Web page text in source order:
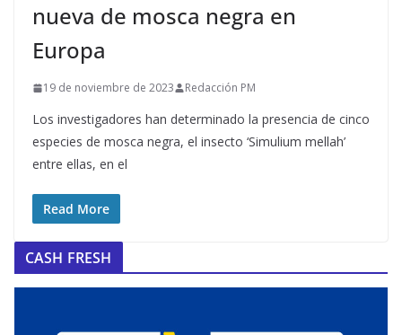
nueva de mosca negra en
Europa
19 de noviembre de 2023 Redacción PM
Los investigadores han determinado la presencia de cinco
especies de mosca negra, el insecto ‘Simulium mellah’
entre ellas, en el
Read More
CASH FRESH